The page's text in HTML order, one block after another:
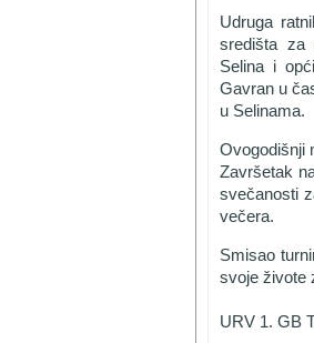
Udruga
središta za
Selina i
Gavran u
u Selinama.
Ovogodišnji
Završetak
svečanosti
večera.
Smisao
svoje živote
URV 1. GB